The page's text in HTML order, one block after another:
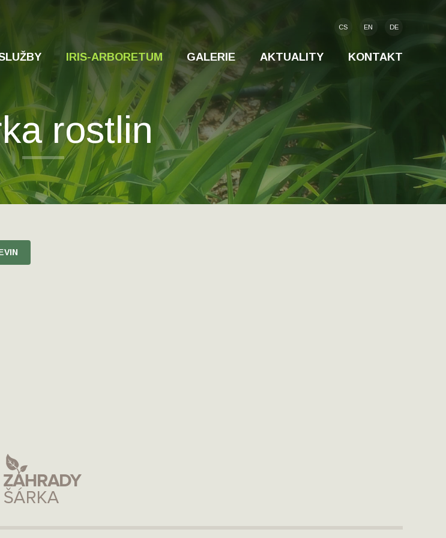
IRIS-ARBORETUM GALERIE AKTUALITY KONTAKT
CS EN DE
rostlin